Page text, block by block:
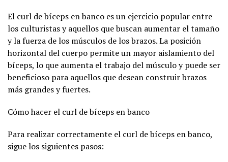
El curl de bíceps en banco es un ejercicio popular entre
los culturistas y aquellos que buscan aumentar el tamaño
y la fuerza de los músculos de los brazos. La posición
horizontal del cuerpo permite un mayor aislamiento del
bíceps, lo que aumenta el trabajo del músculo y puede ser
beneficioso para aquellos que desean construir brazos
más grandes y fuertes.
Cómo hacer el curl de bíceps en banco
Para realizar correctamente el curl de bíceps en banco,
sigue los siguientes pasos: